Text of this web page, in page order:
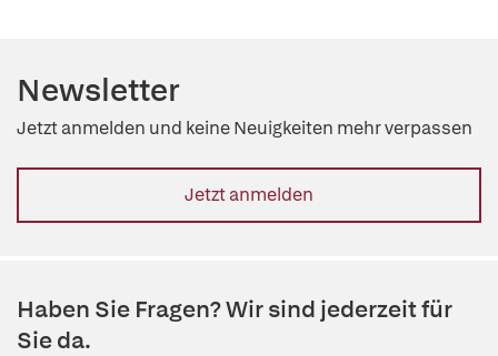
Newsletter
Jetzt anmelden und keine Neuigkeiten mehr verpassen
Jetzt anmelden
Haben Sie Fragen? Wir sind jederzeit für
Sie da.